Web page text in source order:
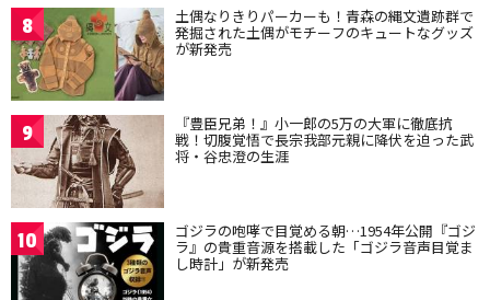
8 土偶なりきりパーカーも！青森の縄文遺跡群で
発掘された土偶がモチーフのキュートなグッズ
が新発売
9 『豊臣兄弟！』小一郎の5万の大軍に徹底抗
戦！切腹覚悟で長宗我部元親に降伏を迫った武
将・谷忠澄の生涯
10 ゴジラの咆哮で目覚める朝…1954年公開『ゴジ
ラ』の貴重音源を搭載した「ゴジラ音声目覚ま
し時計」が新発売